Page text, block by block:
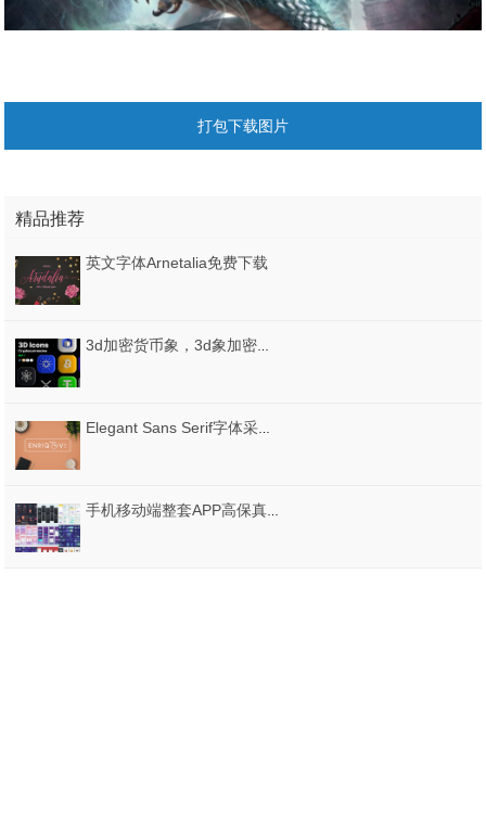
打包下载图片
精品推荐
英文字体Arnetalia免费下载